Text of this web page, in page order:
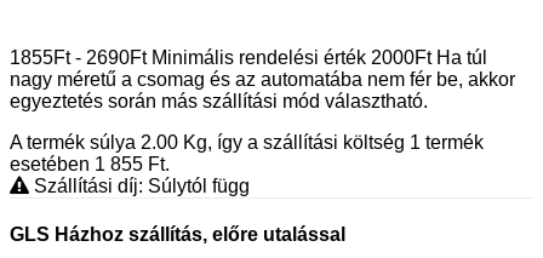
1855Ft - 2690Ft Minimális rendelési érték 2000Ft Ha túl
nagy méretű a csomag és az automatába nem fér be, akkor
egyeztetés során más szállítási mód választható.
A termék súlya 2.00 Kg, így a szállítási költség 1 termék
esetében 1 855 Ft.
Szállítási díj: Súlytól függ
GLS Házhoz szállítás, előre utalással